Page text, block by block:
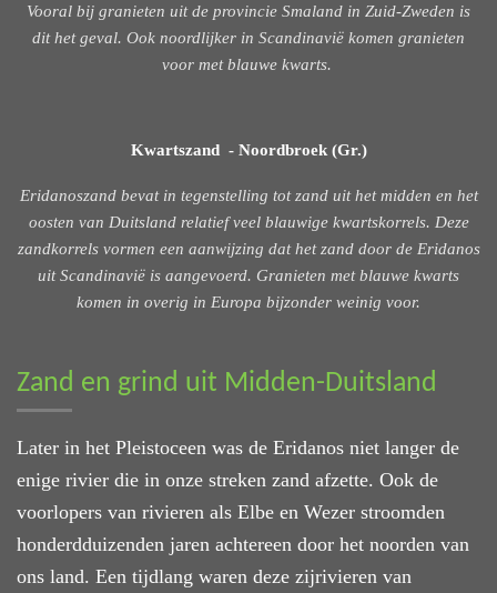
Vooral bij granieten uit de provincie Smaland in Zuid-Zweden is
dit het geval. Ook noordlijker in Scandinavië komen granieten
voor met blauwe kwarts.
Kwartszand - Noordbroek (Gr.)
Eridanoszand bevat in tegenstelling tot zand uit het midden en het
oosten van Duitsland relatief veel blauwige kwartskorrels. Deze
zandkorrels vormen een aanwijzing dat het zand door de Eridanos
uit Scandinavië is aangevoerd. Granieten met blauwe kwarts
komen in overig in Europa bijzonder weinig voor.
Zand en grind uit Midden-Duitsland
Later in het Pleistoceen was de Eridanos niet langer de
enige rivier die in onze streken zand afzette. Ook de
voorlopers van rivieren als Elbe en Wezer stroomden
honderdduizenden jaren achtereen door het noorden van
ons land. Een tijdlang waren deze zijrivieren van